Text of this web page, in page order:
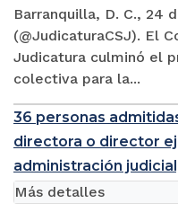
Barranquilla, D. C., 24
(@JudicaturaCSJ). El
Judicatura culminó el
colectiva para la...
36 personas
directora o director
administración
Más detalles